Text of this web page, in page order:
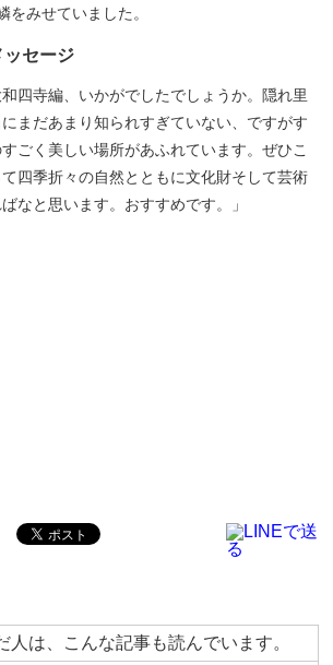
をみせていました。
ッセージ
和四寺編、いかがでしたでしょうか。隠れ里
まだあまり知られすぎていない、ですがす
ごく美しい場所があふれています。ぜひこ
四季折々の自然とともに文化財そして芸術
なと思います。おすすめです。」
人は、こんな記事も読んでいます。